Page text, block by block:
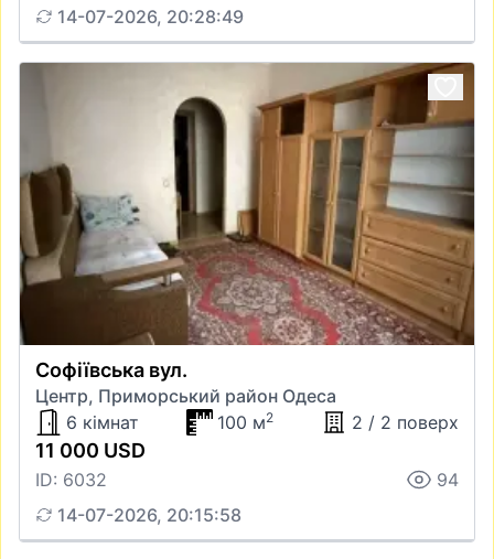
14-07-2026, 20:28:49
Софіївська вул.
Центр, Приморський район Одеса
6 кімнат
100 м2 2 / 2 поверх
11 000 USD
ID: 6032
94
14-07-2026, 20:15:58